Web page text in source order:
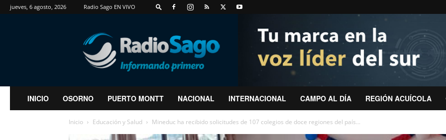
jueves, 6 agosto, 2026 Radio Sago EN VIVO
RadioSago
INICIO OSORNO PUERTO MONTT NACIONAL INTERNACIONAL CAMPO AL DÍA REGIÓN ACUÍCOLA
Inicio Educación y Salud Mineduc ha recibido solicitudes de 107 colegios de doce regiones del país...